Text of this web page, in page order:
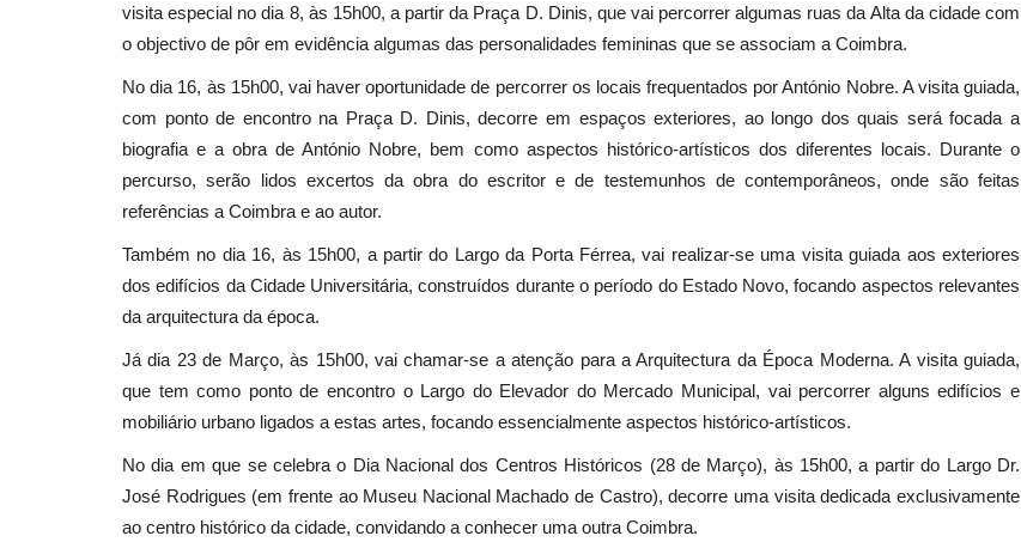
visita especial no dia 8, às 15h00, a partir da Praça D. Dinis, que vai percorrer algumas ruas da Alta da cidade com
o objectivo de pôr em evidência algumas das personalidades femininas que se associam a Coimbra.
No dia 16, às 15h00, vai haver oportunidade de percorrer os locais frequentados por António Nobre. A visita guiada,
com ponto de encontro na Praça D. Dinis, decorre em espaços exteriores, ao longo dos quais será focada a
biografia e a obra de António Nobre, bem como aspectos histórico-artísticos dos diferentes locais. Durante o
percurso, serão lidos excertos da obra do escritor e de testemunhos de contemporâneos, onde são feitas
referências a Coimbra e ao autor.
Também no dia 16, às 15h00, a partir do Largo da Porta Férrea, vai realizar-se uma visita guiada aos exteriores
dos edifícios da Cidade Universitária, construídos durante o período do Estado Novo, focando aspectos relevantes
da arquitectura da época.
Já dia 23 de Março, às 15h00, vai chamar-se a atenção para a Arquitectura da Época Moderna. A visita guiada,
que tem como ponto de encontro o Largo do Elevador do Mercado Municipal, vai percorrer alguns edifícios e
mobiliário urbano ligados a estas artes, focando essencialmente aspectos histórico-artísticos.
No dia em que se celebra o Dia Nacional dos Centros Históricos (28 de Março), às 15h00, a partir do Largo Dr.
José Rodrigues (em frente ao Museu Nacional Machado de Castro), decorre uma visita dedicada exclusivamente
ao centro histórico da cidade, convidando a conhecer uma outra Coimbra.